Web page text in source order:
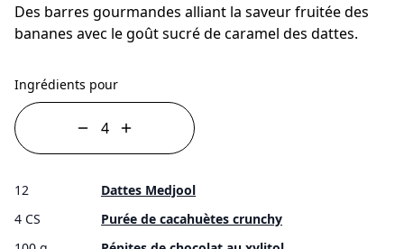
Des barres gourmandes alliant la saveur fruitée des
bananes avec le goût sucré de caramel des dattes.
Ingrédients pour
12
Dattes Medjool
4 CS
Purée de cacahuètes crunchy